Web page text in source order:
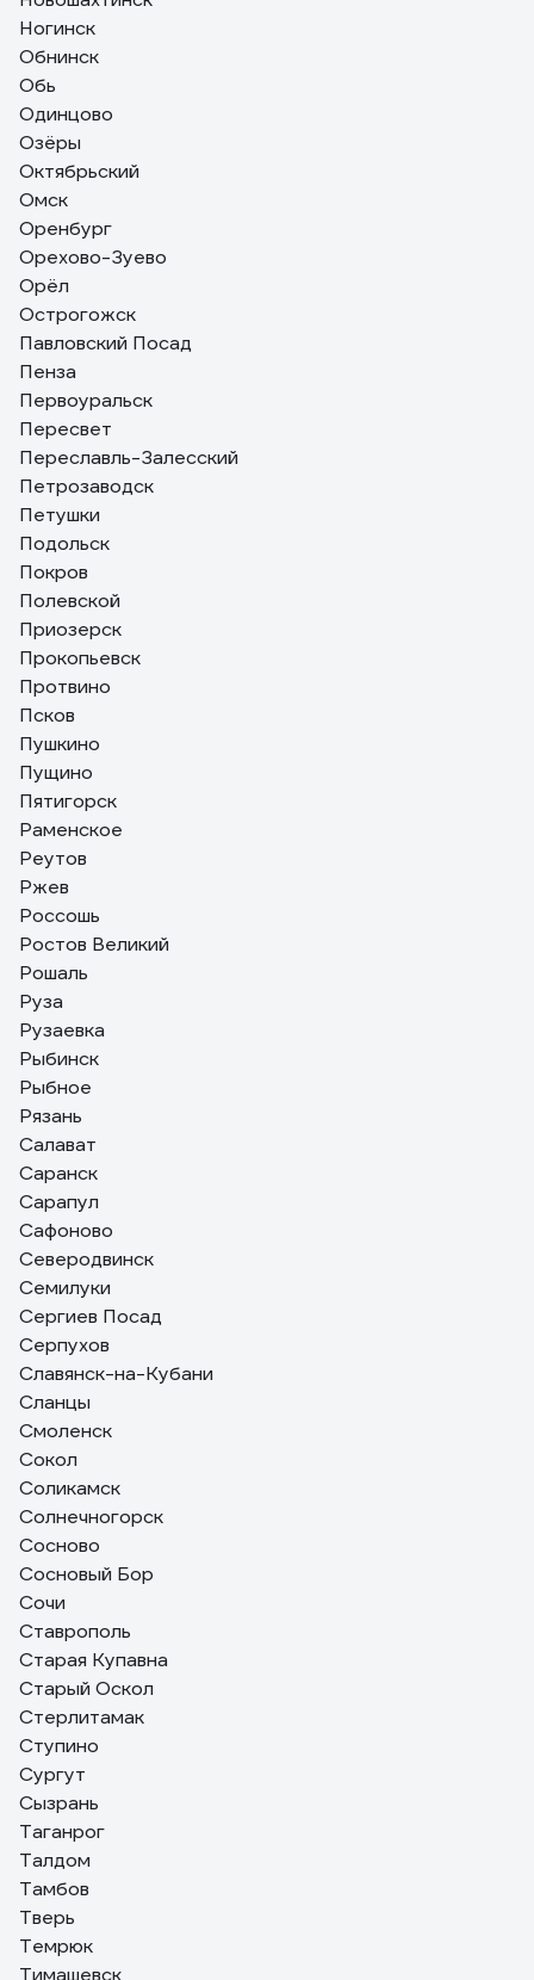
Ногинск
Обнинск
Обь
Одинцово
Озёры
Октябрьский
Омск
Оренбург
Орехово-Зуево
Орёл
Острогожск
Павловский Посад
Пенза
Первоуральск
Пересвет
Переславль-Залесский
Петрозаводск
Петушки
Подольск
Покров
Полевской
Приозерск
Прокопьевск
Протвино
Псков
Пушкино
Пущино
Пятигорск
Раменское
Реутов
Ржев
Россошь
Ростов Великий
Рошаль
Руза
Рузаевка
Рыбинск
Рыбное
Рязань
Салават
Саранск
Сарапул
Сафоново
Северодвинск
Семилуки
Сергиев Посад
Серпухов
Славянск-на-Кубани
Сланцы
Смоленск
Сокол
Соликамск
Солнечногорск
Сосново
Сосновый Бор
Сочи
Ставрополь
Старая Купавна
Старый Оскол
Стерлитамак
Ступино
Сургут
Сызрань
Таганрог
Талдом
Тамбов
Тверь
Темрюк